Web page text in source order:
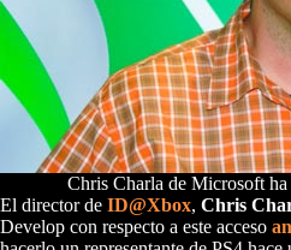
Chris Charla de Microsoft
El director de ID@Xbox, Chris
Develop con respecto a este acceso